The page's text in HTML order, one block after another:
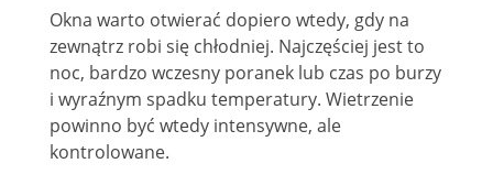
Okna warto otwierać dopiero wtedy, gdy na
zewnątrz robi się chłodniej. Najczęściej jest to
noc, bardzo wczesny poranek lub czas po burzy
i wyraźnym spadku temperatury. Wietrzenie
powinno być wtedy intensywne, ale
kontrolowane.